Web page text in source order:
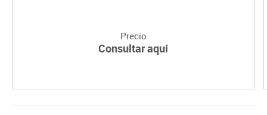
Precio
Consultar aquí